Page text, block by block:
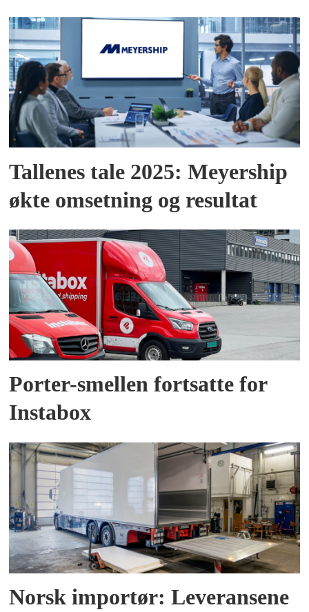
Tallenes tale 2025: Meyership
økte omsetning og resultat
Porter-smellen fortsatte for
Instabox
Norsk importør: Leveransene